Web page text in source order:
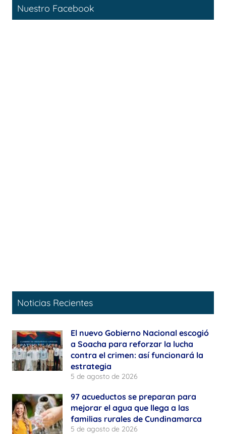
Nuestro Facebook
Noticias Recientes
El nuevo Gobierno Nacional escogió
a Soacha para reforzar la lucha
contra el crimen: así funcionará la
estrategia
5 de agosto de 2026
97 acueductos se preparan para
mejorar el agua que llega a las
familias rurales de Cundinamarca
5 de agosto de 2026